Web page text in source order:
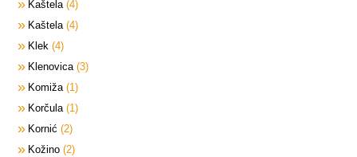
Kaštela 4
Kaštela 4
Klek 4
Klenovica 3
Komiža 1
Korčula 1
Kornić 2
Kožino 2